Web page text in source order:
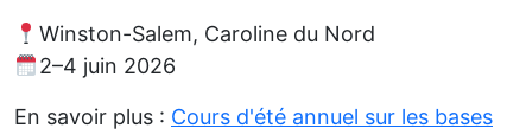
Winston-Salem, Caroline du Nord
2–4 juin 2026
En savoir plus : Cours d'été annuel sur les bases